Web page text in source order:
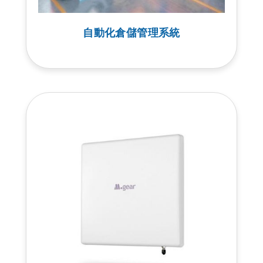
自動化倉儲管理系統